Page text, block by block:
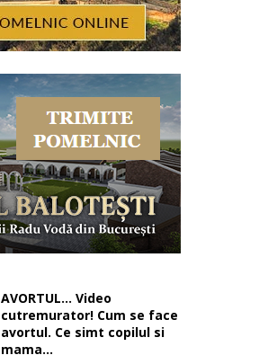
AVORTUL… Video
cutremurator! Cum se face
avortul. Ce simt copilul si
mama…